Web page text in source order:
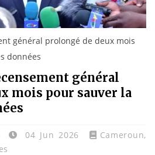
général prolongé de deux mois
données
général
mois pour sauver la
04 Jun 2026 Cameroun,